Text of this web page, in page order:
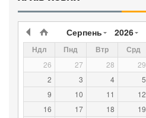
Серпень 2026
Ндл Пнд Втр Срд
26 27 28 29
2
3 4 5
9
10 11 12
16
17 18 19